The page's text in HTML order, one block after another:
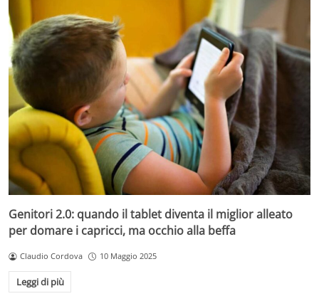
Genitori 2.0: quando il tablet diventa il miglior alleato
per domare i capricci, ma occhio alla beffa
Claudio Cordova 10 Maggio 2025
Leggi di più